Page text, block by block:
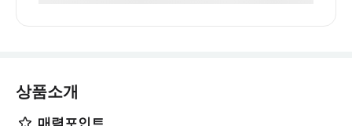
상품소개
매력포인트